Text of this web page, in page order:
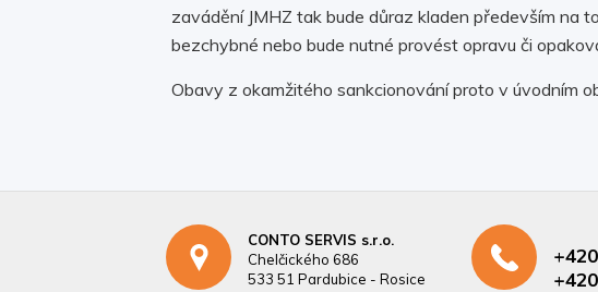
zavádění JMHZ tak bude důraz kladen především na
bezchybné nebo bude nutné provést opravu či
Obavy z okamžitého sankcionování proto v úvodním
CONTO SERVIS s.r.o.
Chelčického 686
533 51 Pardubice - Rosice